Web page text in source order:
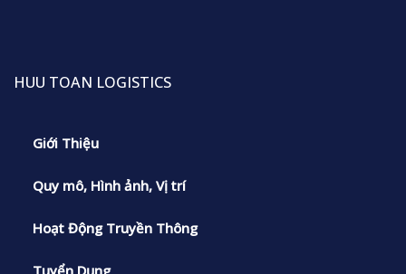
HUU TOAN LOGISTICS
Giới Thiệu
Quy mô, Hình ảnh, Vị trí
Hoạt Động Truyền Thông